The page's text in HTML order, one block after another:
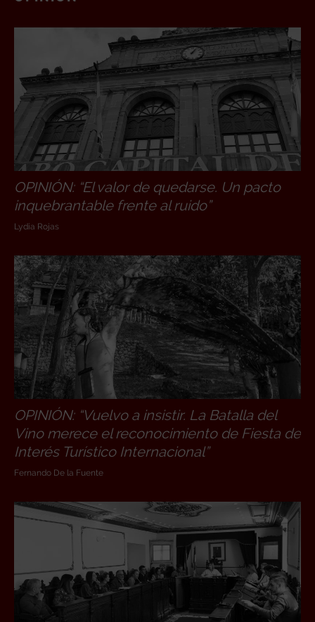
OPINIÓN: “El valor de quedarse. Un pacto
inquebrantable frente al ruido”
Lydia Rojas
OPINIÓN: “Vuelvo a insistir. La Batalla del
Vino merece el reconocimiento de Fiesta de
Interés Turístico Internacional”
Fernando De la Fuente